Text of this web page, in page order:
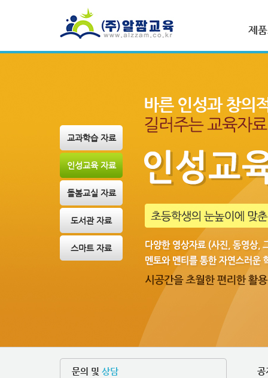
제
교과학습 자료
인성교육 자료
돌봄교실 자료
도서관 자료
스마트 자료
문의 및 상담 공